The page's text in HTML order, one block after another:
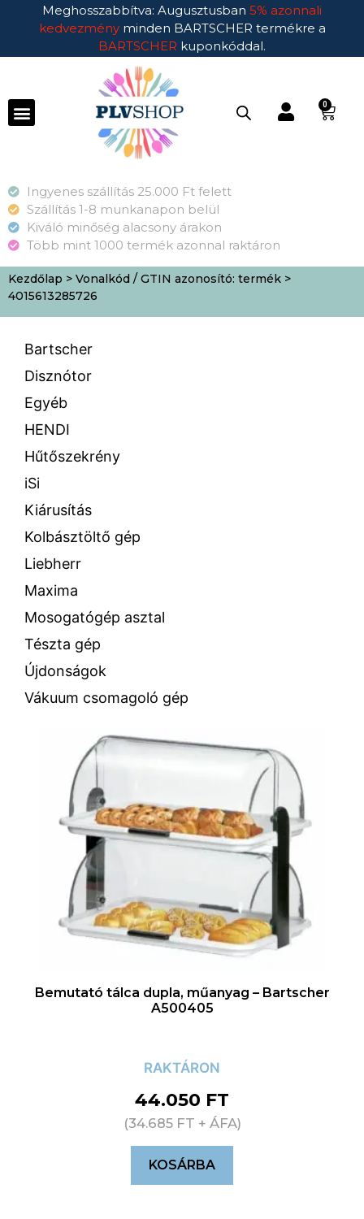
Meghosszabbítva: Augusztusban 5% azonnali
kedvezmény minden BARTSCHER termékre a
BARTSCHER kuponkóddal.
0
Ingyenes szállítás 25.000 Ft felett
Szállítás 1-8 munkanapon belül
Kiváló minőség alacsony árakon
Több mint 1000 termék azonnal raktáron
Kezdőlap > Vonalkód / GTIN azonosító: termék >
4015613285726
Bartscher
Disznótor
Egyéb
HENDI
Hűtőszekrény
iSi
Kiárusítás
Kolbásztöltő gép
Liebherr
Maxima
Mosogatógép asztal
Tészta gép
Újdonságok
Vákuum csomagoló gép
Bemutató tálca dupla, műanyag – Bartscher
A500405
RAKTÁRON
44.050 FT
(34.685 FT + ÁFA)
KOSÁRBA